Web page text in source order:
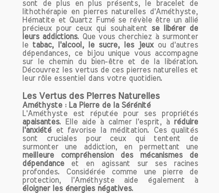
sont de plus en plus présents, le bracelet de
lithothérapie en pierres naturelles d'Améthyste,
Hématite et Quartz Fumé se révèle être un allié
précieux pour ceux qui souhaitent se libérer de
leurs addictions. Que vous cherchiez à surmonter
le tabac, l'alcool, le sucre, les jeuxou d'autres
dépendances, ce bijou unique vous accompagne
sur le chemin du bien-être et de la libération.
Découvrez les vertus de ces pierres naturelles et
leur rôle essentiel dans votre quotidien.
Les Vertus des Pierres Naturelles
Améthyste : La Pierre de la Sérénité
L'Améthyste est réputée pour ses propriétés
apaisantes. Elle aide à calmer l'esprit, à réduire
l'anxiétéet favorise la méditation. Ces qualités
sont cruciales pour ceux qui tentent de
surmonter une addiction, en permettant une
meilleure compréhension des mécanismes de
dépendanceet en agissant sur ses racines
profondes. Considérée comme une pierre de
protection, l'Améthyste aide également à
éloigner les énergies négatives.